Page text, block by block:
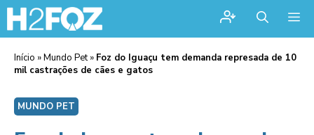
Início »Mundo Pet» Foz do Iguaçu tem demanda represada de 10
mil castrações de cães e gatos
MUNDO PET